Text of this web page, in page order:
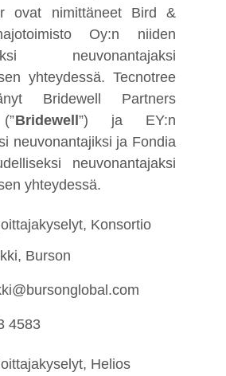
ovat nimittäneet Bird &
Oy:n niiden
neuvonantajaksi
yhteydessä. Tecnotree
Bridewell Partners
Bridewell”) ja EY:n
neuvonantajiksi ja Fondia
neuvonantajaksi
yhteydessä.
Konsortio
Burson
4583
Helios